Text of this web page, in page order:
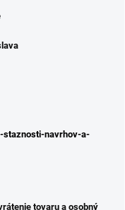
staznosti-navrhov-a-
tovaru a osobný